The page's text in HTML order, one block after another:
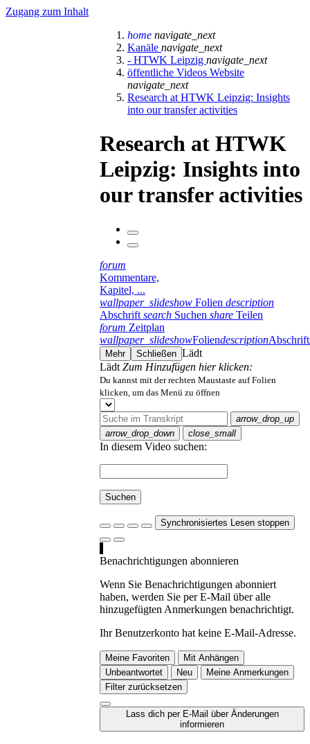
Zugang zum Inhalt
home navigate_next
Kanäle navigate_next
- HTWK Leipzig navigate_next
öffentliche Videos Website
navigate_next
Research at HTWK Leipzig: Insights
into our transfer activities
Research at HTWK
Leipzig: Insights into
our transfer activities
forum
Kommentare,
Kapitel, ...
wallpaper_slideshow Folien description
Abschrift search Suchen share Teilen
forum Zeitplan
wallpaper_slideshowFoliendescriptionAbschrift
Mehr Schließen Lädt
Lädt Zum Hinzufügen hier klicken:
Du kannst mit der rechten Maustaste auf Folien
klicken, um das Menü zu öffnen
arrow_drop_up
arrow_drop_down
close_small
In diesem Video suchen:
Suchen
Synchronisiertes Lesen stoppen
Benachrichtigungen abonnieren
Wenn Sie Benachrichtigungen abonniert
haben, werden Sie per E-Mail über alle
hinzugefügten Anmerkungen benachrichtigt.
Ihr Benutzerkonto hat keine E-Mail-Adresse.
Meine Favoriten
Mit Anhängen
Unbeantwortet
Neu
Meine Anmerkungen
Filter zurücksetzen
Lass dich per E-Mail über Änderungen
informieren